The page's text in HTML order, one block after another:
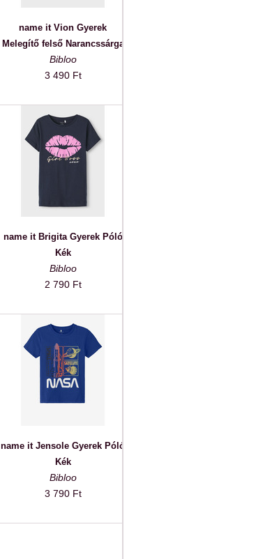
name it Vion Gyerek
Melegítő felső Narancssárga
Bibloo
3 490 Ft
name it Brigita Gyerek Póló
Kék
Bibloo
2 790 Ft
name it Jensole Gyerek Póló
Kék
Bibloo
3 790 Ft